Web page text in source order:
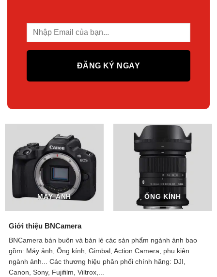
MÁY ẢNH ỐNG KÍNH
Giới thiệu BNCamera
BNCamera bán buôn và bán lẻ các sản phẩm ngành ảnh bao
gồm: Máy ảnh, Ống kính, Gimbal, Action Camera, phụ kiện
ngành ảnh...
Các thương hiệu phân phối chính hãng: DJI,
Canon, Sony, Fujifilm, Viltrox,...